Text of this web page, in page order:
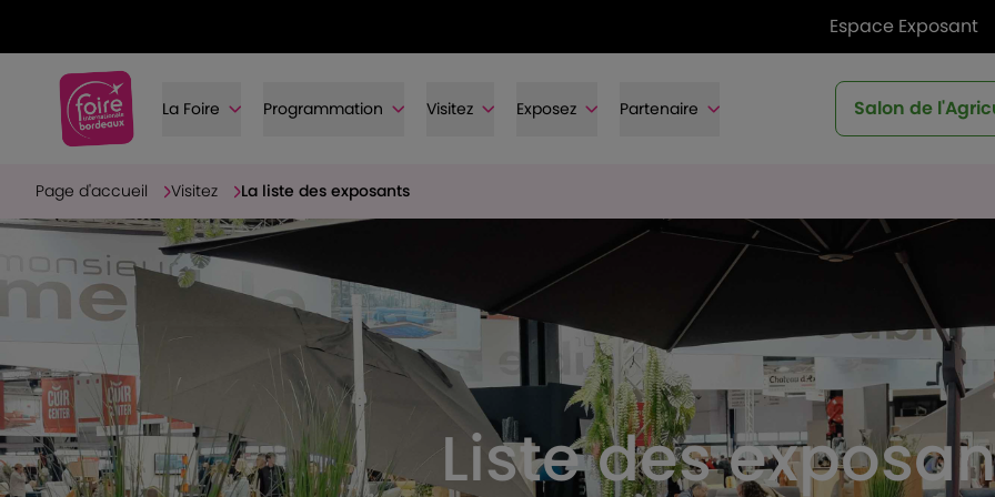
Espace Exposant
La Foire Programmation Visitez Exposez Partenaire Salon de
Page d'accueil Visitez La liste des exposants
Liste des